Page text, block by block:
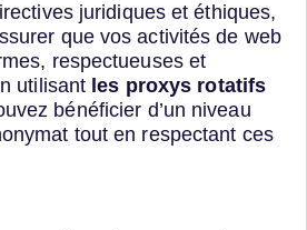
juridiques et éthiques,
que vos activités de web
respectueuses et
utilisant les proxys rotatifs
bénéficier d’un niveau
tout en respectant ces